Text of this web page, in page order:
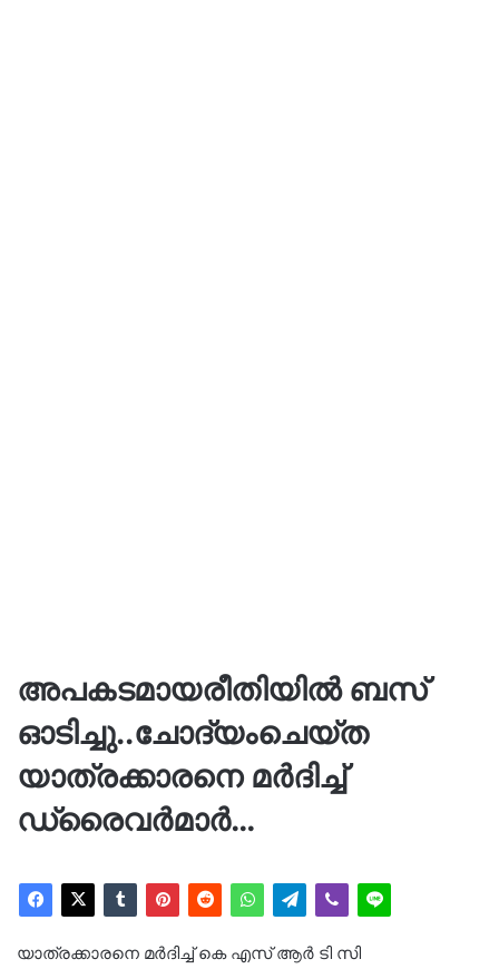
അപകടമായരീതിയിൽ ബസ്
ഓടിച്ചു..ചോദ്യംചെയ്ത
യാത്രക്കാരനെ മർദിച്ച്
ഡ്രൈവർമാർ…
യാത്രക്കാരനെ മർദിച്ച് കെ എസ് ആർ ടി സി